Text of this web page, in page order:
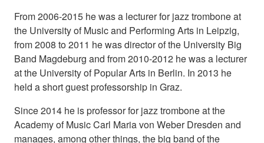
From 2006-2015 he was a lecturer for jazz trombone at
the University of Music and Performing Arts in Leipzig,
from 2008 to 2011 he was director of the University Big
Band Magdeburg and from 2010-2012 he was a lecturer
at the University of Popular Arts in Berlin. In 2013 he
held a short guest professorship in Graz.
Since 2014 he is professor for jazz trombone at the
Academy of Music Carl Maria von Weber Dresden and
manages, among other things, the big band of the